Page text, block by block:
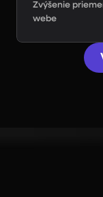
Zvýšenie
webe